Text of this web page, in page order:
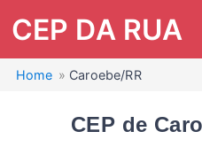
CEP DA RUA
Home Caroebe/RR
CEP de